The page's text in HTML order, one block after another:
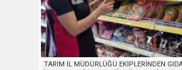
TARIM İL MÜDÜRLÜĞÜ EKİPLERİNDEN